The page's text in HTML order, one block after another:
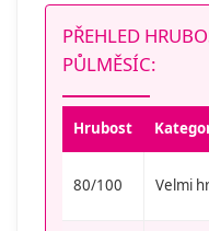
PŘEHLED
PŮLMĚSÍC:
Hrubost
80/100 Velmi